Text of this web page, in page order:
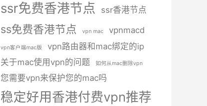
ssr免费香港节点 ssr香港节点
ss免费香港节点 vpn mac vpnmacd
vpn客户端mac版
vpn路由器和mac绑定的ip
关于mac使用vpn的问题
如何从mac删除vpn
您需要vpn来保护您的mac吗
稳定好用香港付费vpn推荐